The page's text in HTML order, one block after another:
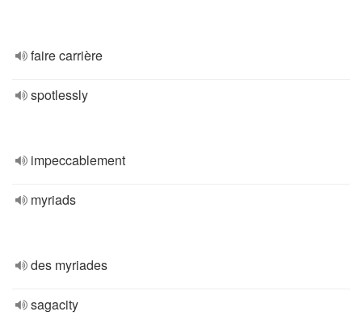
faire carrière
spotlessly
impeccablement
myriads
des myriades
sagacity